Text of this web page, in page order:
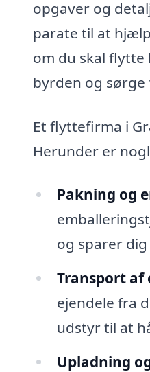
opgaver og
parate til at
om du skal
byrden og
Et flyttefirma i
Herunder er
Pakning og
og sparer
Transport af
ejendele fra
udstyr til at
Upladning